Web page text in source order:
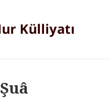
Külliyatı